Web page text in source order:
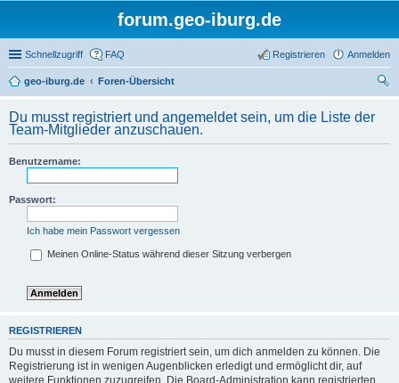
forum.geo-iburg.de
Schnellzugriff FAQ Anmelden
Registrieren
geo-iburg.de
Foren-Übersicht
Du musst registriert und angemeldet sein, um die Liste der
Team-Mitglieder anzuschauen.
Benutzername:
Passwort:
Ich habe mein Passwort vergessen
Meinen Online-Status während dieser Sitzung verbergen
REGISTRIEREN
Du musst in diesem Forum registriert sein, um dich anmelden zu können. Die
Registrierung ist in wenigen Augenblicken erledigt und ermöglicht dir, auf
weitere Funktionen zuzugreifen. Die Board-Administration kann registrierten